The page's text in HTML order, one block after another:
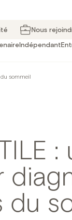
Nous
Indépendant
sommeil
:
du